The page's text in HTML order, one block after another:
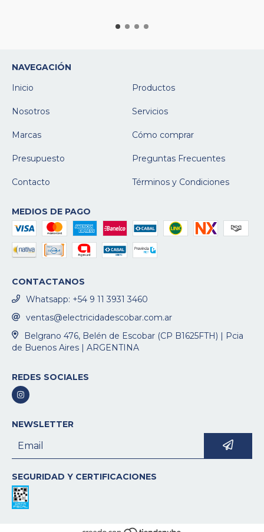
NAVEGACIÓN
Inicio
Productos
Nosotros Servicios
Marcas Cómo comprar
Presupuesto Preguntas Frecuentes
Contacto Términos y Condiciones
MEDIOS DE PAGO
CONTACTANOS
Whatsapp: +54 9 11 3931 3460
ventas@electricidadescobar.com.ar
Belgrano 476, Belén de Escobar (CP B1625FTH) | Pcia
de Buenos Aires | ARGENTINA
REDES SOCIALES
NEWSLETTER
SEGURIDAD Y CERTIFICACIONES